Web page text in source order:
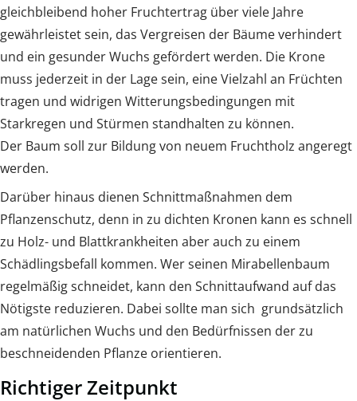
gleichbleibend hoher Fruchtertrag über viele Jahre
gewährleistet sein, das Vergreisen der Bäume verhindert
und ein gesunder Wuchs gefördert werden. Die Krone
muss jederzeit in der Lage sein, eine Vielzahl an Früchten
tragen und widrigen Witterungsbedingungen mit
Starkregen und Stürmen standhalten zu können.
Der Baum soll zur Bildung von neuem Fruchtholz angeregt
werden.
Darüber hinaus dienen Schnittmaßnahmen dem
Pflanzenschutz, denn in zu dichten Kronen kann es schnell
zu Holz- und Blattkrankheiten aber auch zu einem
Schädlingsbefall kommen. Wer seinen Mirabellenbaum
regelmäßig schneidet, kann den Schnittaufwand auf das
Nötigste reduzieren. Dabei sollte man sich grundsätzlich
am natürlichen Wuchs und den Bedürfnissen der zu
beschneidenden Pflanze orientieren.
Richtiger Zeitpunkt